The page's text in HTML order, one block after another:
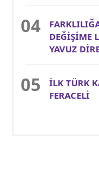
DEĞİŞİME
YAVUZ
İLK TÜRK
FERACELİ